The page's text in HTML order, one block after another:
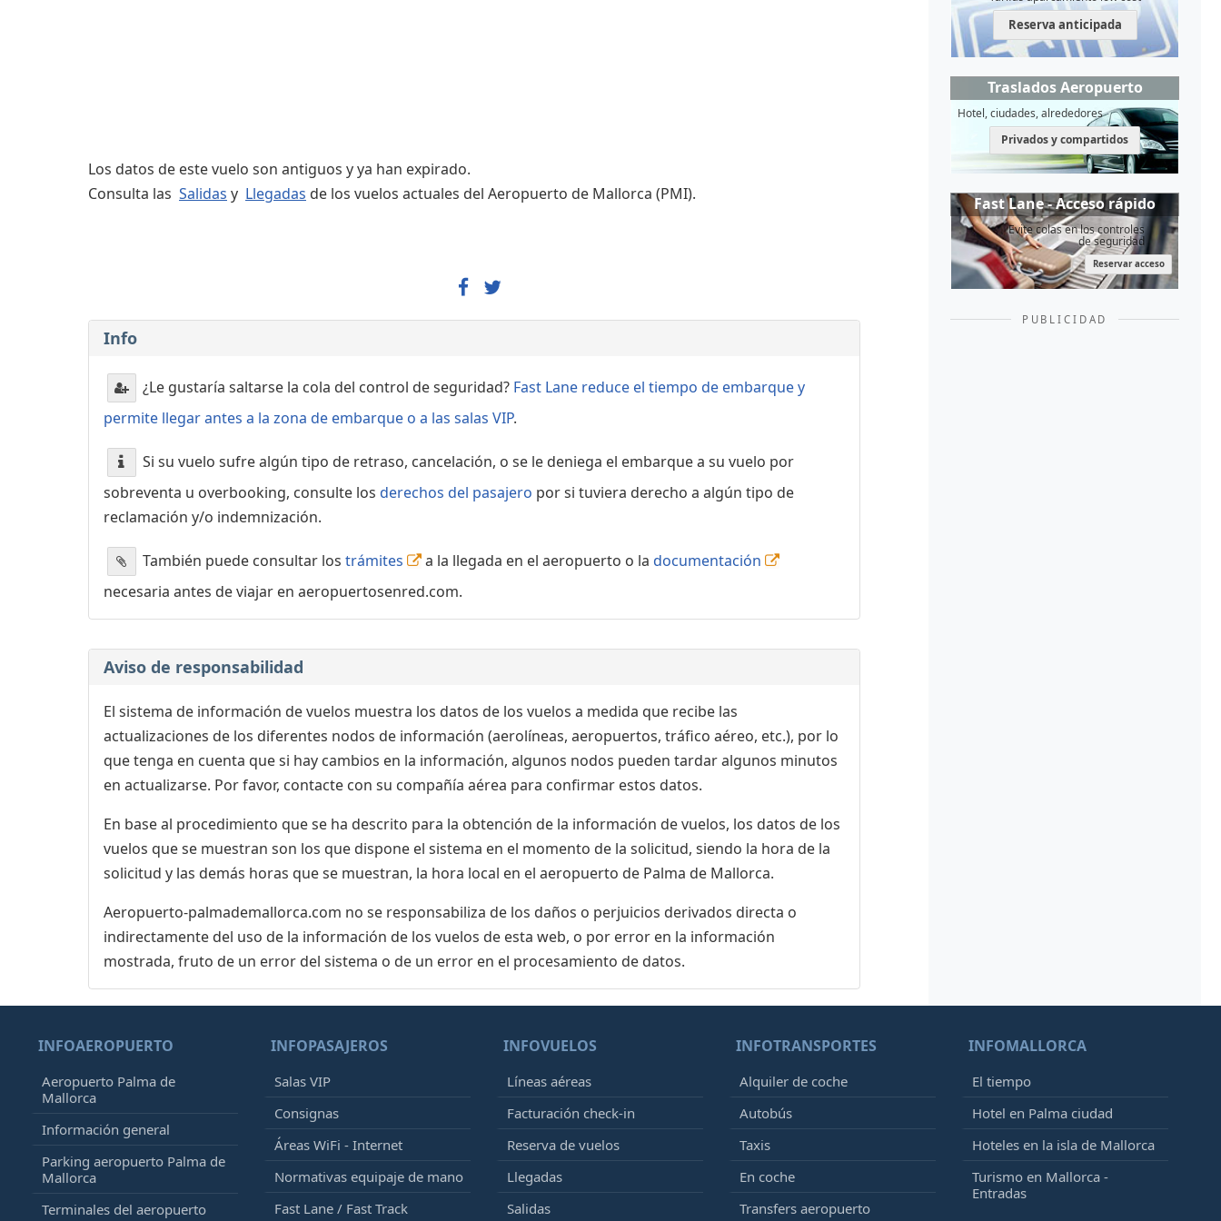
Los datos de este vuelo son antiguos y ya han expirado.
Consulta las Salidas y Llegadas de los vuelos actuales del Aeropuerto de Mallorca (PMI).
Info
¿Le gustaría saltarse la cola del control de seguridad? Fast Lane reduce el tiempo de embarque y
permite llegar antes a la zona de embarque o a las salas VIP.
Si su vuelo sufre algún tipo de retraso, cancelación, o se le deniega el embarque a su vuelo por
sobreventa u overbooking, consulte los derechos del pasajero por si tuviera derecho a algún tipo de
reclamación y/o indemnización.
También puede consultar los trámites a la llegada en el aeropuerto o la documentación
necesaria antes de viajar en aeropuertosenred.com.
Aviso de responsabilidad
El sistema de información de vuelos muestra los datos de los vuelos a medida que recibe las
actualizaciones de los diferentes nodos de información (aerolíneas, aeropuertos, tráfico aéreo, etc.), por lo
que tenga en cuenta que si hay cambios en la información, algunos nodos pueden tardar algunos minutos
en actualizarse. Por favor, contacte con su compañía aérea para confirmar estos datos.
En base al procedimiento que se ha descrito para la obtención de la información de vuelos, los datos de los
vuelos que se muestran son los que dispone el sistema en el momento de la solicitud, siendo la hora de la
solicitud y las demás horas que se muestran, la hora local en el aeropuerto de Palma de Mallorca.
Aeropuerto-palmademallorca.com no se responsabiliza de los daños o perjuicios derivados directa o
indirectamente del uso de la información de los vuelos de esta web, o por error en la información
mostrada, fruto de un error del sistema o de un error en el procesamiento de datos.
Reserva anticipada
Traslados Aeropuerto
Hotel, ciudades, alrededores
Privados y compartidos
Fast Lane - Acceso rápido
Evite colas en los controles
de seguridad
Reservar acceso
PUBLICIDAD
INFOAEROPUERTO
Aeropuerto Palma de
Mallorca
Información general
Parking aeropuerto Palma de
Mallorca
Terminales del aeropuerto
INFOPASAJEROS
Salas VIP
Consignas
Áreas WiFi - Internet
Normativas equipaje de mano
Fast Lane / Fast Track
INFOVUELOS
Líneas aéreas
Facturación check-in
Reserva de vuelos
Llegadas
Salidas
INFOTRANSPORTES
Alquiler de coche
Autobús
Taxis
En coche
Transfers aeropuerto
INFOMALLORCA
El tiempo
Hotel en Palma ciudad
Hoteles en la isla de Mallorca
Turismo en Mallorca -
Entradas